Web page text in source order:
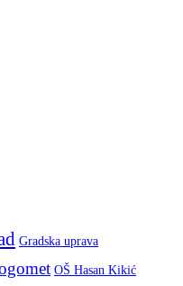
Gradska uprava
OŠ Hasan Kikić